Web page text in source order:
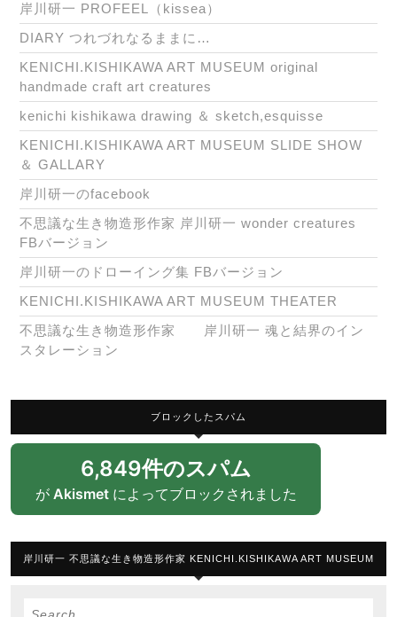
岸川研一 PROFEEL（kissea）
DIARY つれづれなるままに…
KENICHI.KISHIKAWA ART MUSEUM original
handmade craft art creatures
kenichi kishikawa drawing ＆ sketch,esquisse
KENICHI.KISHIKAWA ART MUSEUM SLIDE SHOW
＆ GALLARY
岸川研一のfacebook
不思議な生き物造形作家 岸川研一 wonder creatures
FBバージョン
岸川研一のドローイング集 FBバージョン
KENICHI.KISHIKAWA ART MUSEUM THEATER
不思議な生き物造形作家 岸川研一 魂と結界のイン
スタレーション
ブロックしたスパム
6,849件のスパム
が Akismetによってブロックされました
岸川研一 不思議な生き物造形作家 KENICHI.KISHIKAWA ART MUSEUM
Search